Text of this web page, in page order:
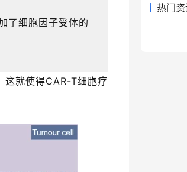
了细胞因子受体的
这就使得CAR-T细胞疗
热门